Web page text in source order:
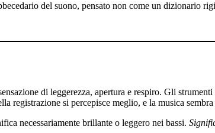
del suono, pensato non come un dizionario
di leggerezza, apertura e respiro. Gli
registrazione si percepisce meglio, e la musica sembra
necessariamente brillante o leggero nei bassi.